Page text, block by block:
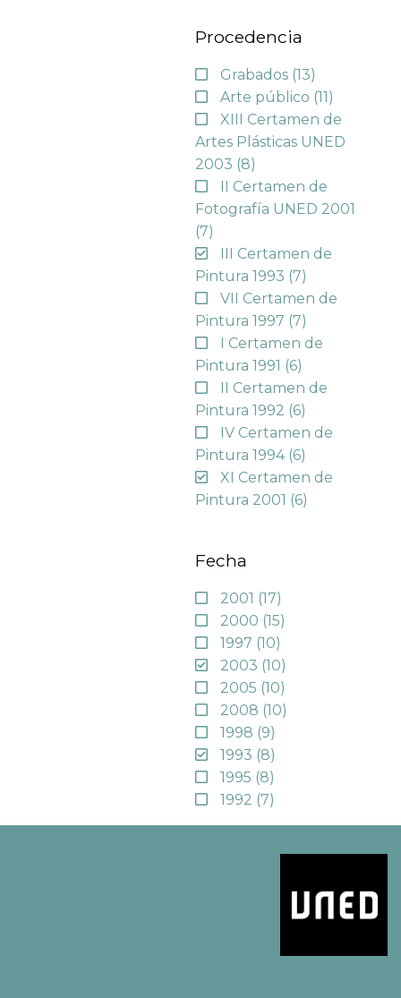
Procedencia
Grabados (13)
Arte público (11)
XIII Certamen de
Artes Plásticas UNED
2003 (8)
II Certamen de
Fotografía UNED 2001
(7)
III Certamen de
Pintura 1993 (7)
VII Certamen de
Pintura 1997 (7)
I Certamen de
Pintura 1991 (6)
II Certamen de
Pintura 1992 (6)
IV Certamen de
Pintura 1994 (6)
XI Certamen de
Pintura 2001 (6)
Fecha
2001 (17)
2000 (15)
1997 (10)
2003 (10)
2005 (10)
2008 (10)
1998 (9)
1993 (8)
1995 (8)
1992 (7)